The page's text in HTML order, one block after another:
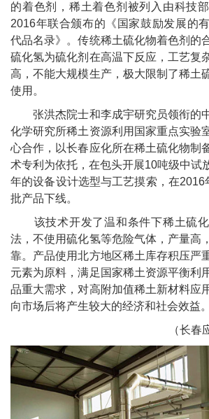
的着色剂，稀土着色剂被列入由科技
2016年联合颁布的《国家鼓励发展的
代品名录》。传统稀土硫化物着色剂的
硫化氢为硫化剂在高温下反应，工艺复
高，不能大规模生产，极大限制了稀土
使用。
张洪杰院士和李成宇研究员领衔的
化学研究所稀土资源利用国家重点实验
心合作，以长春应化所在稀土硫化物制
术专利为依托，在包头开展10吨级中试
年的设备设计选型与工艺摸索，在2016
批产品下线。
该技术开发了温和条件下稀土硫
法，不使用硫化氢等危险气体，产量高
靠。产品使用北方地区稀土库存积压严
元素为原料，满足国家稀土资源平衡利
品重大需求，对高附加值稀土新材料应
向市场后将产生较大的经济和社会效益。
（长春